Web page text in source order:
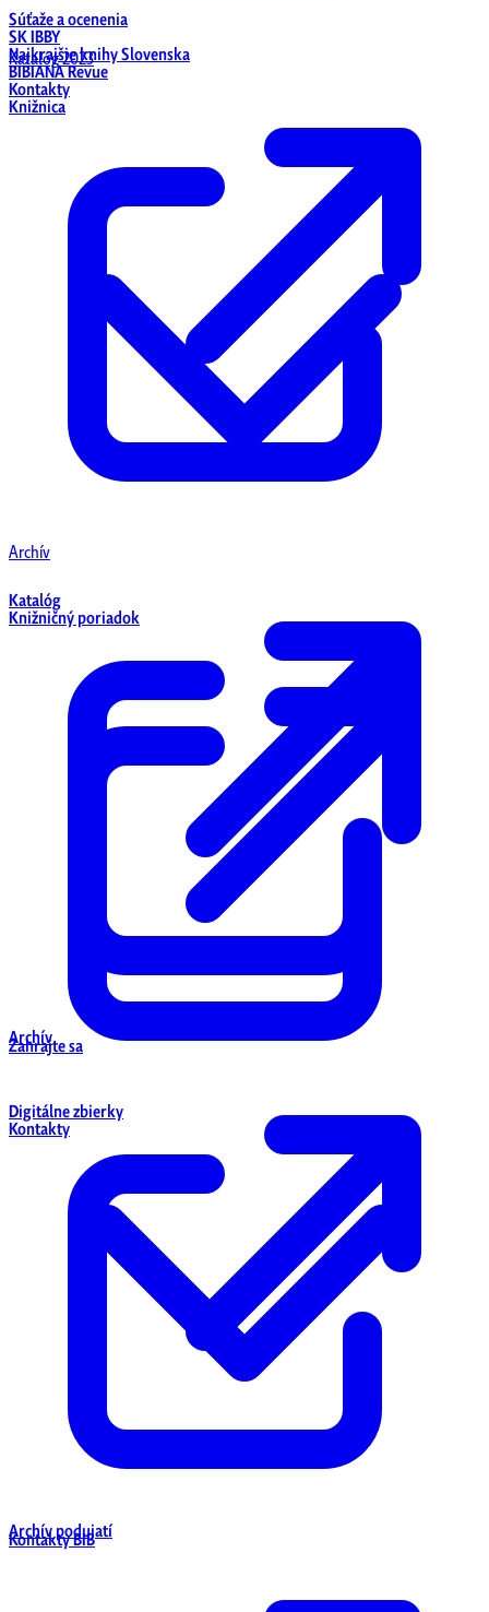
Katalóg 2023
Archív
Zahrajte sa
Kontakty BIB
Súťaže a ocenenia
SK IBBY
Najkrajšie knihy Slovenska
BIBIANA Revue
Kontakty
Knižnica
Katalóg
Knižničný poriadok
Digitálne zbierky
Kontakty
Archív
Archív podujatí